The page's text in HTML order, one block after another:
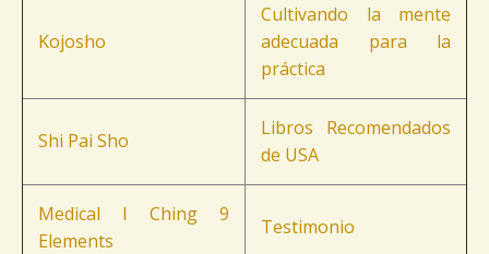
Kojosho
Cultivando la mente
adecuada para la
práctica
Shi Pai Sho
Libros Recomendados
de USA
Medical I Ching 9
Elements
Testimonio